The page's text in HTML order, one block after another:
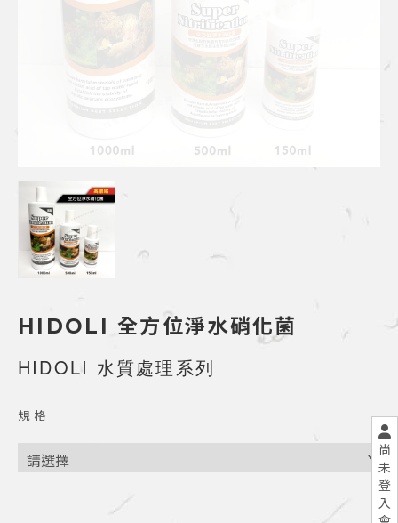
尚
未
登
入
HIDOLI 全方位淨水硝化菌
HIDOLI 水質處理系列
規 格